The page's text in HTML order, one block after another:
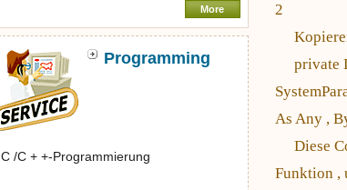
More
Programming
C /C + +-Programmierung
2
private
As Any ,
Diese
Funktion ,